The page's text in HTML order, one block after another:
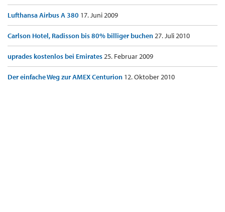
Lufthansa Airbus A 380 17. Juni 2009
Carlson Hotel, Radisson bis 80% billiger buchen27. Juli 2010
uprades kostenlos bei Emirates25. Februar 2009
Der einfache Weg zur AMEX Centurion 12. Oktober 2010